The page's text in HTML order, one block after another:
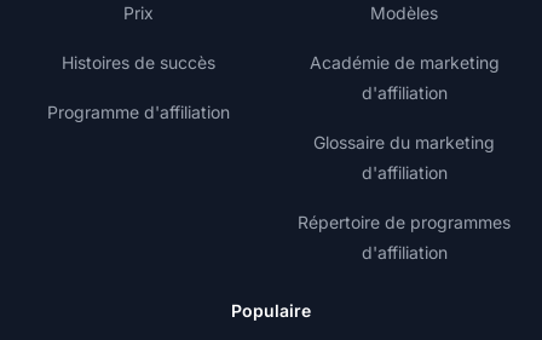
Prix
Histoires de succès
Programme d'affiliation
Modèles
Académie de marketing
d'affiliation
Glossaire du marketing
d'affiliation
Répertoire de programmes
d'affiliation
Populaire